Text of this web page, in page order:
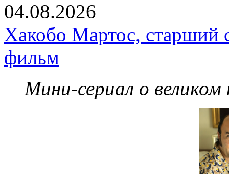
04.08.2026
Хакобо Мартос, старший
фильм
Мини-сериал о великом